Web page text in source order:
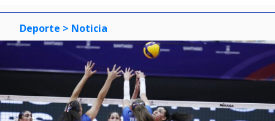
Deporte > Noticia